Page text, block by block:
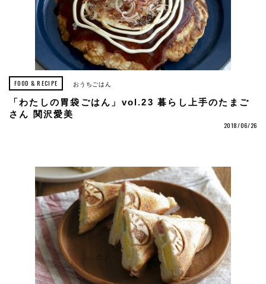
FOOD & RECIPE おうちごはん
「わたしの胃袋ごはん」vol.23 暮らし上手のたまご
さん 関沢愛美
2018/06/26